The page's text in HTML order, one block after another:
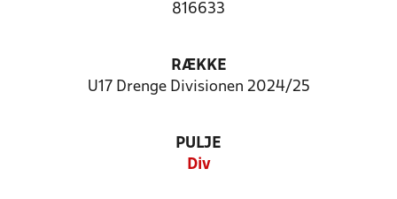
816633
RÆKKE
U17 Drenge Divisionen 2024/25
PULJE
Div